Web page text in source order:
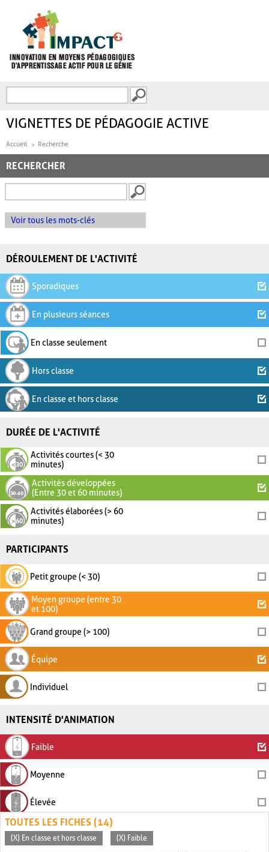
FORMULAIRE DE
VIGNETTES DE PÉDAGOGIE ACTIVE
Accueil Recherche
RECHERCHER
Voir tous les mots-clés
DÉROULEMENT DE L'ACTIVITÉ
Sporadiques
En plusieurs séances
En classe seulement
Hors classe
En classe et hors classe
DURÉE DE L'ACTIVITÉ
Activités courtes (< 30
minutes)
Activités développées
(Entre 30 et 60 minutes)
Activités élaborées (> 60
minutes)
PARTICIPANTS
Petit groupe (< 30)
Moyen groupe (entre 30
et 100)
Grand groupe (> 100)
Équipe
Individuel
INTENSITÉ D'ANIMATION
Faible
Moyenne
Élevée
TOUTES LES FICHES (14)
(X) En classe et hors classe (X) Faible